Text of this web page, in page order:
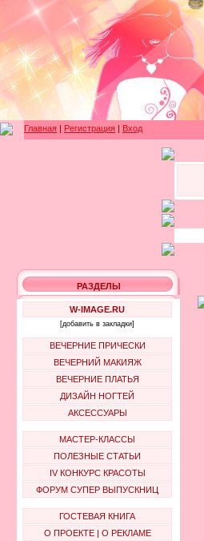
Главная | Регистрация | Вход
РАЗДЕЛЫ
W-IMAGE.RU
[добавить в закладки]
ВЕЧЕРНИЕ ПРИЧЕСКИ
ВЕЧЕРНИЙ МАКИЯЖ
ВЕЧЕРНИЕ ПЛАТЬЯ
ДИЗАЙН НОГТЕЙ
АКСЕССУАРЫ
МАСТЕР-КЛАССЫ
ПОЛЕЗНЫЕ СТАТЬИ
IV КОНКУРС КРАСОТЫ
ФОРУМ СУПЕР ВЫПУСКНИЦ
ГОСТЕВАЯ КНИГА
О ПРОЕКТЕ| О РЕКЛАМЕ